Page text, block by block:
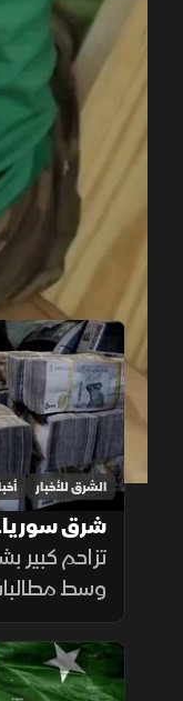
auto
حلقات
الشرق للأخبار
شرق
القديمة
تزاحم كبير
وسط
ومصرف
أغسطس